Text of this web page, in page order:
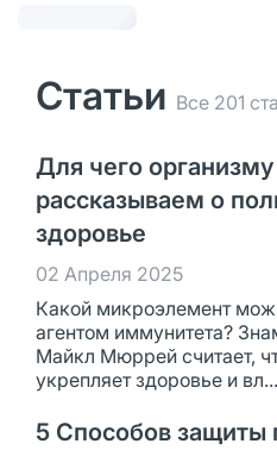
Статьи Все 201
Для чего
рассказываем о
здоровье
02 Апреля 2025
Какой микроэлемент
агентом иммунитета?
Майкл Мюррей считает,
укрепляет здоровье и вл...
5 Способов защиты